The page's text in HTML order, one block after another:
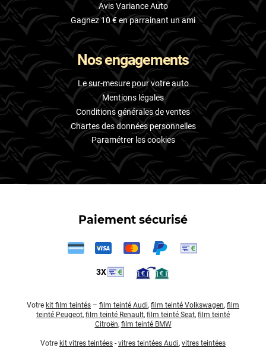
Avis Variance Auto
Gagnez 10 € en parrainant un ami
Nos engagements
Le sur-mesure pour votre auto
Mentions légales
Conditions générales de ventes
Chartes des données personnelles
Paramétrer les cookies
Paiement sécurisé
3X
Votre kit film teintés – film teinté Audi, film teinté Volkswagen, film
teinté Peugeot, film teinté Renault, film teinté Seat, film teinté
Citroën, film teinté BMW
Votre kit vitres teintées - vitres teintées Audi, vitres teintées